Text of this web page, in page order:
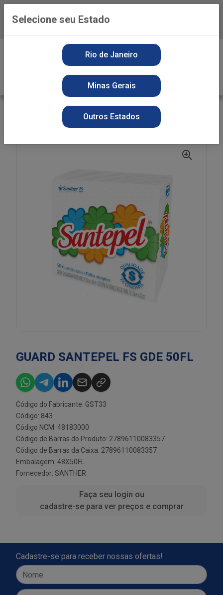
Baixe já o APP da Playvender
GUARDANAPO SANTEPEL
GUARD SANTEPEL FS GDE 50FL
GUARD SANTEPEL FS GDE 50FL
Código do Fabricante: GST33
Código: 843
Código NCM: 48183000
Código de Barras do Produto: 27896110083357
Código de Barras da Caixa: 27896110083357
Embalagem: 48X50FL
Fornecedor: SANTHER
Faça seu login ou
cadastre-se para ver preços e comprar
Cadastre-se para receber nossas ofertas!
Selecione seu Estado
Rio de Janeiro
Minas Gerais
Outros Estados